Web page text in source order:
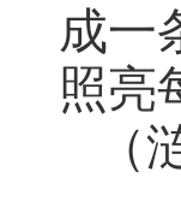
成一
照亮